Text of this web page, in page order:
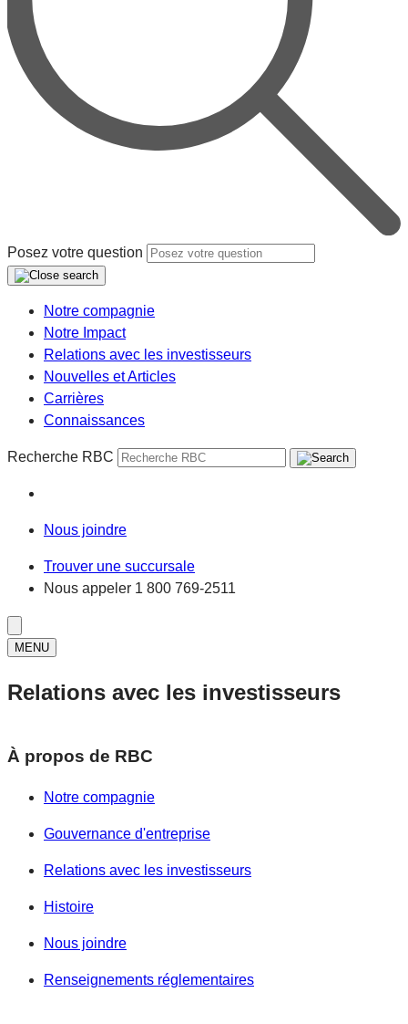
Posez votre question
Notre compagnie
Notre Impact
Relations avec les investisseurs
Nouvelles et Articles
Carrières
Connaissances
Recherche RBC
Nous joindre
Trouver une succursale
Nous appeler 1 800 769-2511
MENU
Relations avec les investisseurs
À propos de RBC
Notre compagnie
Gouvernance d'entreprise
Relations avec les investisseurs
Histoire
Nous joindre
Renseignements réglementaires